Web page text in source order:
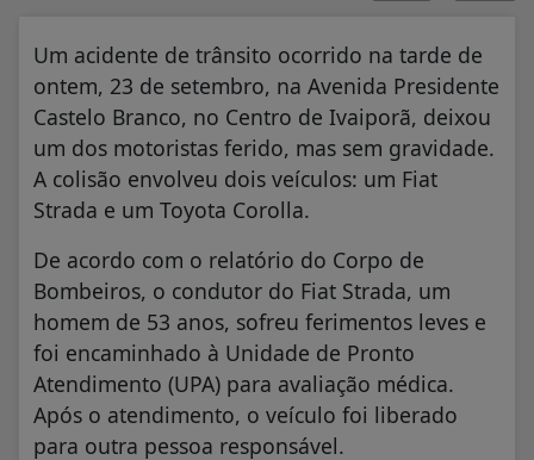
Um acidente de trânsito ocorrido na tarde de
ontem, 23 de setembro, na Avenida Presidente
Castelo Branco, no Centro de Ivaiporã, deixou
um dos motoristas ferido, mas sem gravidade.
A colisão envolveu dois veículos: um Fiat
Strada e um Toyota Corolla.
De acordo com o relatório do Corpo de
Bombeiros, o condutor do Fiat Strada, um
homem de 53 anos, sofreu ferimentos leves e
foi encaminhado à Unidade de Pronto
Atendimento (UPA) para avaliação médica.
Após o atendimento, o veículo foi liberado
para outra pessoa responsável.